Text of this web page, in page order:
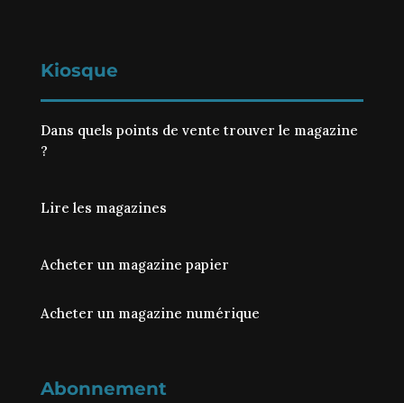
Kiosque
Dans quels points de vente trouver le magazine
?
Lire les magazines
Acheter un magazine papier
Acheter un magazine numérique
Abonnement